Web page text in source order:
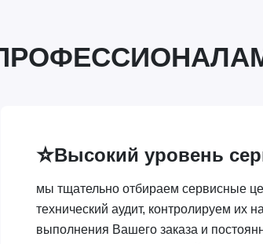
⭐Высокий уровень
мы тщательно отбираем сервисные
технический аудит, контролируем их
выполнения Вашего заказа и